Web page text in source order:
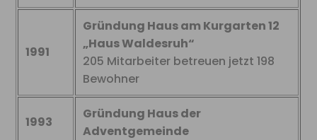
1991
Gründung Haus am Kurgarten 12
„Haus Waldesruh“
205 Mitarbeiter betreuen jetzt 198
Bewohner
1993
Gründung Haus der
Adventgemeinde